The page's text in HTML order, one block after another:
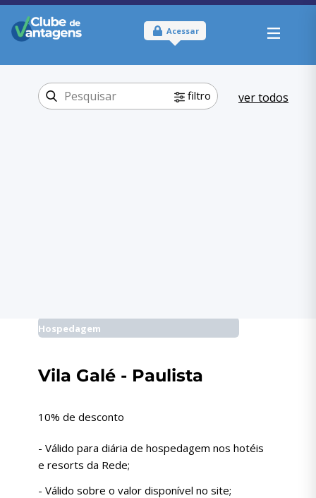
Acessar
filtro ver todos
Hospedagem
Vila Galé - Paulista
10% de desconto
- Válido para diária de hospedagem nos hotéis
e resorts da Rede;
- Válido sobre o valor disponível no site;